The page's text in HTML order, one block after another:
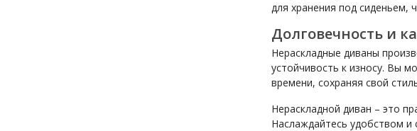
для хранения под сиденьем,
Долговечность и
Нераскладные диваны
устойчивость к износу. Вы
времени, сохраняя свой
Нераскладной диван – это
Наслаждайтесь удобством и